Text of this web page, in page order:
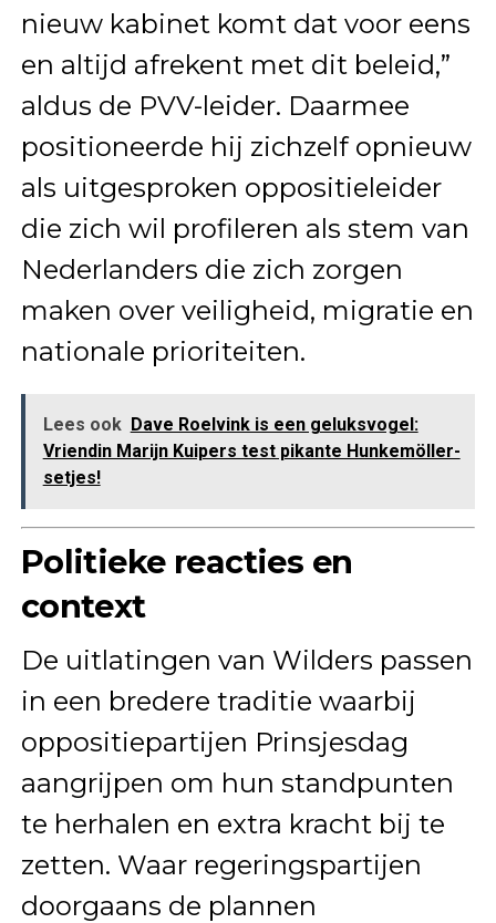
nieuw kabinet komt dat voor eens
en altijd afrekent met dit beleid,”
aldus de PVV-leider. Daarmee
positioneerde hij zichzelf opnieuw
als uitgesproken oppositieleider
die zich wil profileren als stem van
Nederlanders die zich zorgen
maken over veiligheid, migratie en
nationale prioriteiten.
Lees ook Dave Roelvink is een geluksvogel:
Vriendin Marijn Kuipers test pikante Hunkemöller-
setjes!
Politieke reacties en
context
De uitlatingen van Wilders passen
in een bredere traditie waarbij
oppositiepartijen Prinsjesdag
aangrijpen om hun standpunten
te herhalen en extra kracht bij te
zetten. Waar regeringspartijen
doorgaans de plannen